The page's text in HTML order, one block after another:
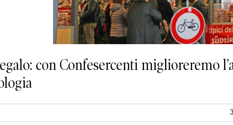
con Confesercenti miglioreremo